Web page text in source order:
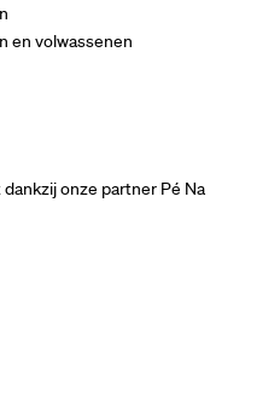
en volwassenen
onze partner Pé Na